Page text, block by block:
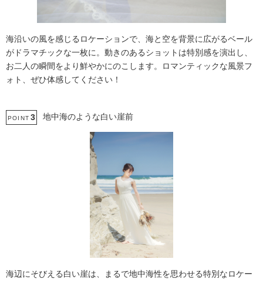
海沿いの風を感じるロケーションで、海と空を背景に広がるベール
がドラマチックな一枚に。動きのあるショットは特別感を演出し、
お二人の瞬間をより鮮やかにのこします。ロマンティックな風景フ
ォト、ぜひ体感してください！
POINT 3 地中海のような白い崖前
海辺にそびえる白い崖は、まるで地中海性を思わせる特別なロケー